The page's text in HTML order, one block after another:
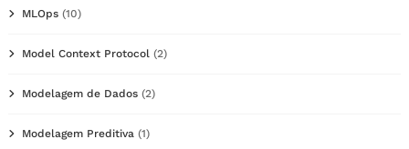
MLOps (10)
Model Context Protocol (2)
Modelagem de Dados (2)
Modelagem Preditiva (1)